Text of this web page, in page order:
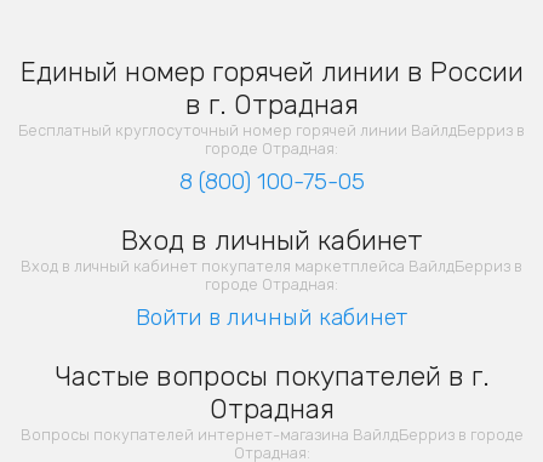
Единый номер горячей линии в России
в г. Отрадная
Бесплатный круглосуточный номер горячей линии ВайлдБерриз в
городе Отрадная:
8 (800) 100-75-05
Вход в личный кабинет
Вход в личный кабинет покупателя маркетплейса ВайлдБерриз в
городе Отрадная:
Войти в личный кабинет
Частые вопросы покупателей в г.
Отрадная
Вопросы покупателей интернет-магазина ВайлдБерриз в городе
Отрадная: